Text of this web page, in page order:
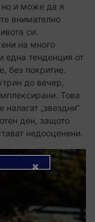
но и може да я
внимателно
си.
на много
една тенденция от
без покритие.
до вечер,
Това
„звездни“
ден, защото
недооценени.
пазар!